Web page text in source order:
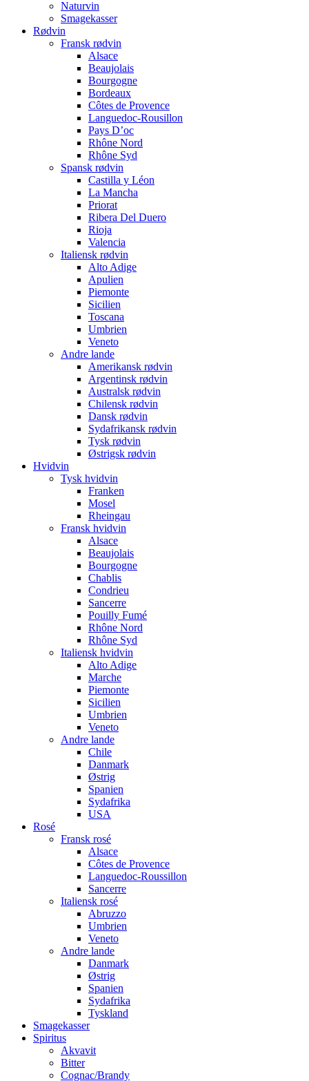
Naturvin
Smagekasser
Rødvin
Fransk rødvin
Alsace
Beaujolais
Bourgogne
Bordeaux
Côtes de Provence
Languedoc-Rousillon
Pays D’oc
Rhône Nord
Rhône Syd
Spansk rødvin
Castilla y Léon
La Mancha
Priorat
Ribera Del Duero
Rioja
Valencia
Italiensk rødvin
Alto Adige
Apulien
Piemonte
Sicilien
Toscana
Umbrien
Veneto
Andre lande
Amerikansk rødvin
Argentinsk rødvin
Australsk rødvin
Chilensk rødvin
Dansk rødvin
Sydafrikansk rødvin
Tysk rødvin
Østrigsk rødvin
Hvidvin
Tysk hvidvin
Franken
Mosel
Rheingau
Fransk hvidvin
Alsace
Beaujolais
Bourgogne
Chablis
Condrieu
Sancerre
Pouilly Fumé
Rhône Nord
Rhône Syd
Italiensk hvidvin
Alto Adige
Marche
Piemonte
Sicilien
Umbrien
Veneto
Andre lande
Chile
Danmark
Østrig
Spanien
Sydafrika
USA
Rosé
Fransk rosé
Alsace
Côtes de Provence
Languedoc-Roussillon
Sancerre
Italiensk rosé
Abruzzo
Umbrien
Veneto
Andre lande
Danmark
Østrig
Spanien
Sydafrika
Tyskland
Smagekasser
Spiritus
Akvavit
Bitter
Cognac/Brandy